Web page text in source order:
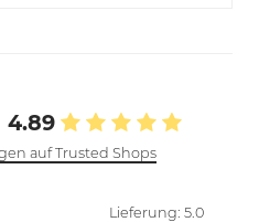
4.89
auf Trusted Shops
Lieferung: 5.0